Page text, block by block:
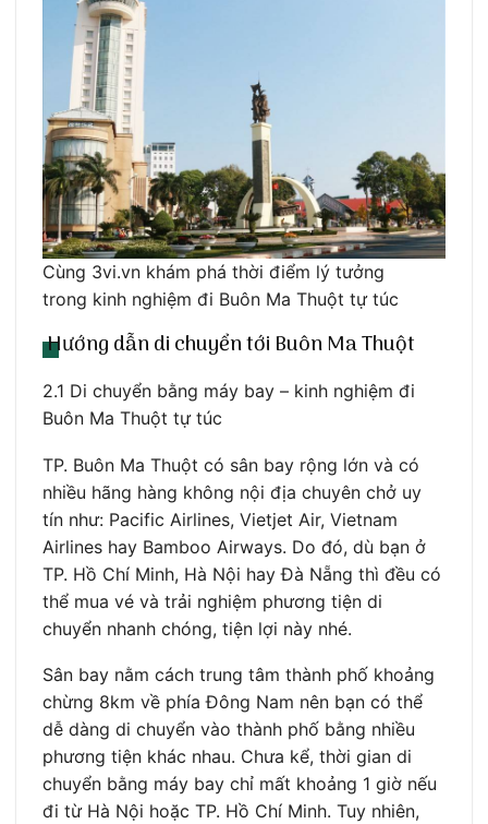
Cùng 3vi.vn khám phá thời điểm lý tưởng
trong kinh nghiệm đi Buôn Ma Thuột tự túc
Hướng dẫn di chuyển tới Buôn Ma Thuột
2.1 Di chuyển bằng máy bay – kinh nghiệm đi
Buôn Ma Thuột tự túc
TP. Buôn Ma Thuột có sân bay rộng lớn và có
nhiều hãng hàng không nội địa chuyên chở uy
tín như: Pacific Airlines, Vietjet Air, Vietnam
Airlines hay Bamboo Airways. Do đó, dù bạn ở
TP. Hồ Chí Minh, Hà Nội hay Đà Nẵng thì đều có
thể mua vé và trải nghiệm phương tiện di
chuyển nhanh chóng, tiện lợi này nhé.
Sân bay nằm cách trung tâm thành phố khoảng
chừng 8km về phía Đông Nam nên bạn có thể
dễ dàng di chuyển vào thành phố bằng nhiều
phương tiện khác nhau. Chưa kể, thời gian di
chuyển bằng máy bay chỉ mất khoảng 1 giờ nếu
đi từ Hà Nội hoặc TP. Hồ Chí Minh. Tuy nhiên,